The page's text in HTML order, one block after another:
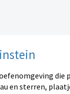
die
en sterren,